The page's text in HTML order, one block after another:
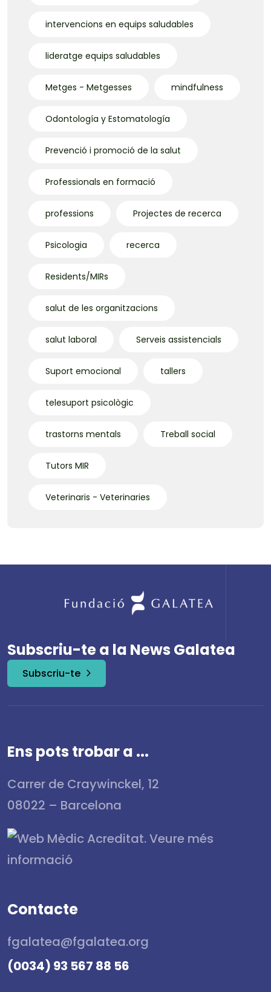
intervencions en equips saludables
lideratge equips saludables
Metges - Metgesses mindfulness
Odontología y Estomatología
Prevenció i promoció de la salut
Professionals en formació
professions Projectes de recerca
Psicologia recerca
Residents/MIRs
salut de les organitzacions
salut laboral Serveis assistencials
Suport emocional tallers
telesuport psicològic
trastorns mentals Treball social
Tutors MIR
Veterinaris - Veterinaries
Subscriu-te a la News Galatea
Subscriu-te
Ens pots trobar a ...
Carrer de Craywinckel, 12
08022 – Barcelona
Contacte
fgalatea@fgalatea.org
(0034) 93 567 88 56